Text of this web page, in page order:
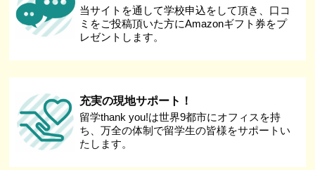
当サイトを通して学校申込をして頂き、口コ
ミをご投稿頂いた方にAmazonギフト券をプ
レゼントします。
充実の現地サポート！
留学thank you!は世界9都市にオフィスを持
ち、万全の体制で留学生の皆様をサポートい
たします。